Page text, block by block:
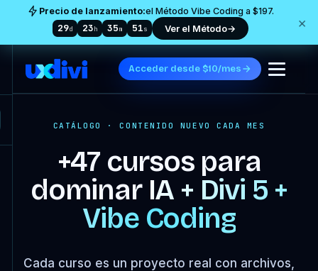
Precio de lanzamiento:el Método Vibe Coding a $197.
29d 23h 35m 49s Ver el Método→ ×
Acceder desde $10/mes
CATÁLOGO · CONTENIDO NUEVO CADA MES
+47 cursos para
dominar IA + Divi 5 +
Vibe Coding
Cada curso es un proyecto real con archivos,